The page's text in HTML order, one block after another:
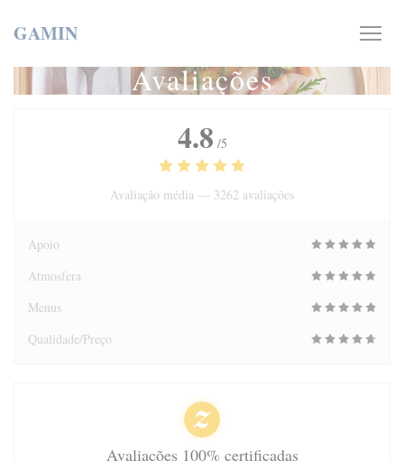
GAMIN
Avaliações
4.8 /5
Avaliação média — 3262 avaliações
Apoio
Atmosfera
Menus
Qualidade/Preço
Avaliações 100% certificadas